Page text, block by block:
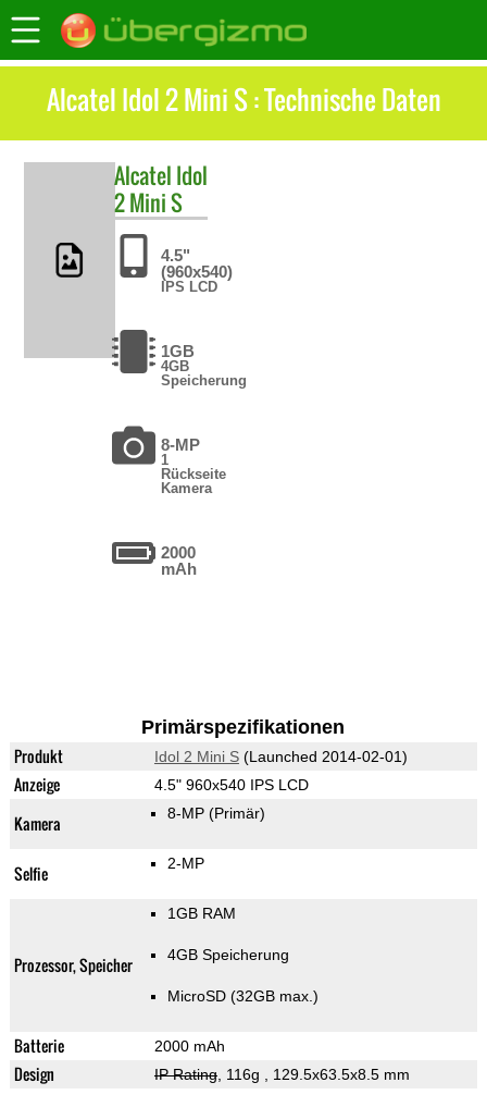
Alcatel Idol 2 Mini S : Technische Daten
Alcatel Idol
2 Mini S
4.5"
(960x540)
IPS LCD
1GB
4GB
Speicherung
8-MP
1
Rückseite
Kamera
2000
mAh
Primärspezifikationen
Produkt Idol 2 Mini S(Launched 2014-02-01)
Anzeige 4.5" 960x540 IPS LCD
Kamera 8-MP (Primär)
Selfie 2-MP
Prozessor, Speicher
1GB RAM
4GB Speicherung
MicroSD (32GB max.)
Batterie 2000 mAh
Design IP Rating, 116g , 129.5x63.5x8.5 mm